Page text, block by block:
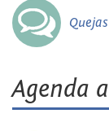
Agenda